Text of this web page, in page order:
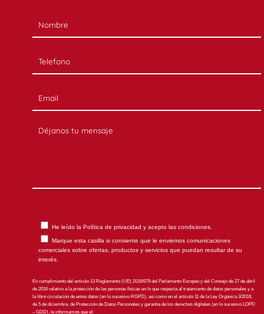
He leído la Política de privacidad y acepto las condiciones.
Marque esta casilla si consiente que le enviemos comunicaciones
comerciales sobre ofertas, productos y servicios que puedan resultar de su
interés.
En cumplimiento del artículo 13 Reglamento (UE) 2016/679 del Parlamento Europeo y del Consejo de 27 de abril
de 2016 relativo a la protección de las personas físicas en lo que respecta al tratamiento de datos personales y a
la libre circulación de estos datos (en lo sucesivo RGPD), así como en el artículo 11 de la Ley Orgánica 3/2018,
de 5 de diciembre, de Protección de Datos Personales y garantía de los derechos digitales (en lo sucesivo LOPD
– GDD), le informamos que el: